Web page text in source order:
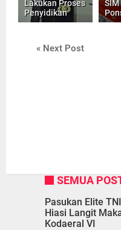
Lakukan Proses
Penyidikan
« Next Post
SEMUA
Pasukan Elite
Hiasi Langit
Kodaeral VI